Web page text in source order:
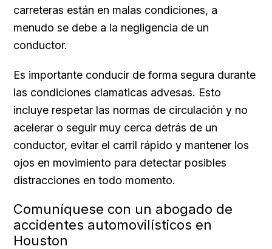
carreteras están en malas condiciones, a
menudo se debe a la negligencia de un
conductor.
Es importante conducir de forma segura durante
las condiciones clamaticas advesas. Esto
incluye respetar las normas de circulación y no
acelerar o seguir muy cerca detrás de un
conductor, evitar el carril rápido y mantener los
ojos en movimiento para detectar posibles
distracciones en todo momento.
Comuníquese con un abogado de
accidentes automovilísticos en
Houston